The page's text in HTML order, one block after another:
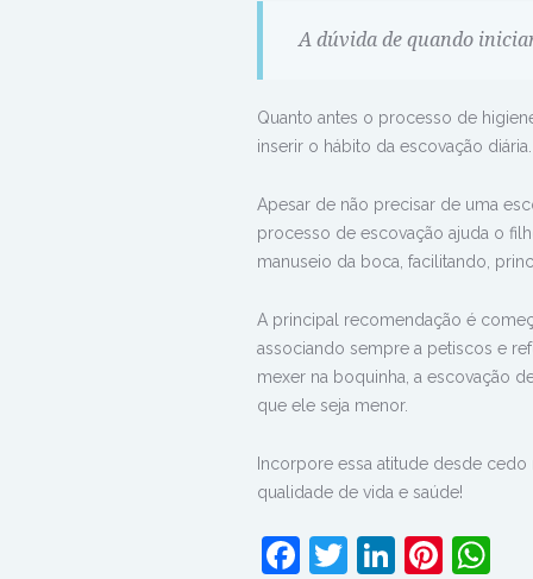
A dúvida de quando
Quanto antes o processo de
inserir o hábito da escovação diária.
Apesar de não precisar de uma
processo de escovação ajuda o
manuseio da boca, facilitando,
A principal recomendação é
associando sempre a petiscos e
mexer na boquinha, a escovação
que ele seja menor.
Incorpore essa atitude desde
qualidade de vida e saúde!
Facebook
Twitter
LinkedIn